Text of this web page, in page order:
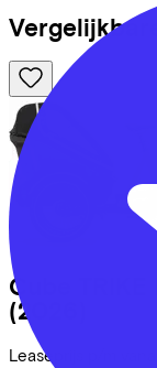
Cube
(2026)
Leaseprijs p/m vanaf